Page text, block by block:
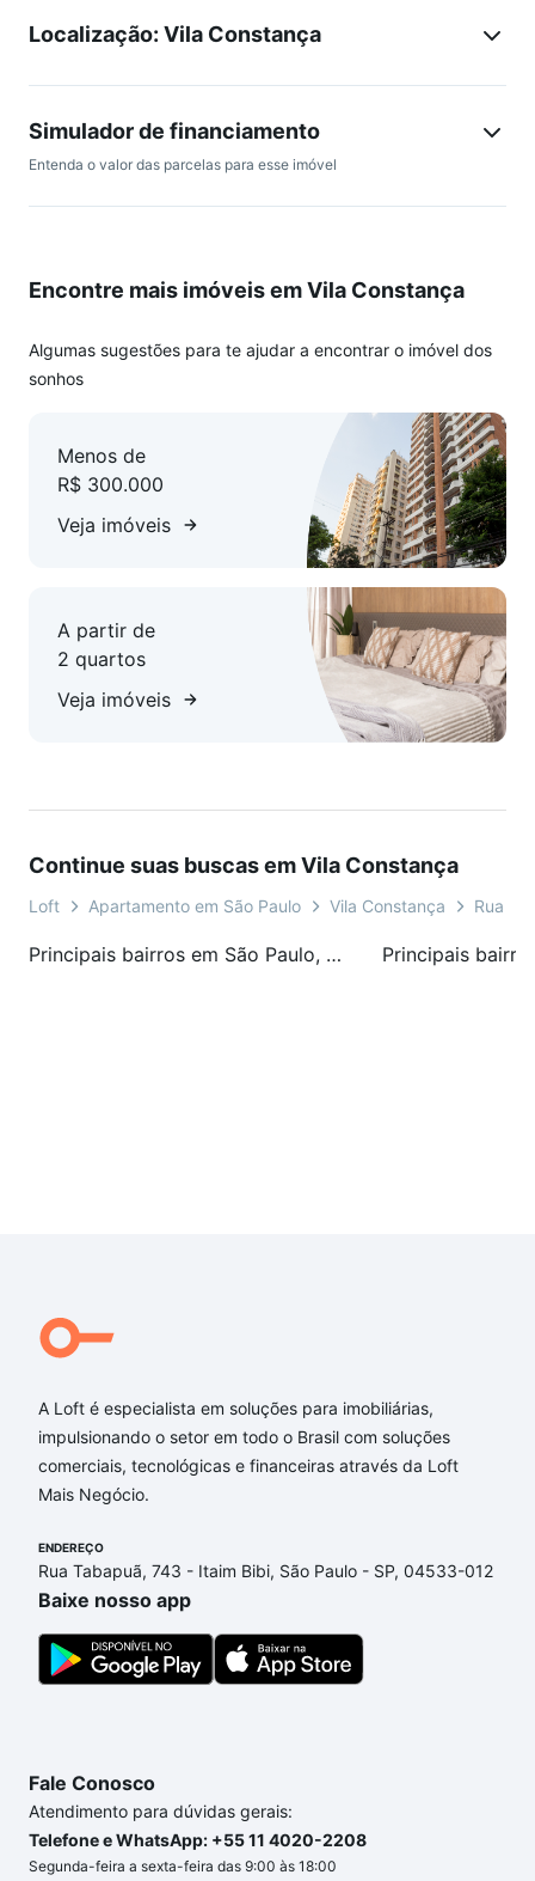
Localização: Vila Constança
Simulador de financiamento
Entenda o valor das parcelas para esse imóvel
Encontre mais imóveis em Vila Constança
Algumas sugestões para te ajudar a encontrar o imóvel dos
sonhos
Menos de
R$ 300.000
Veja imóveis
A partir de
2 quartos
Veja imóveis
Continue suas buscas em Vila Constança
Loft Apartamento em São Paulo Vila Constança Rua
Principais bairros em São Paulo, SP
A Loft é especialista em soluções para imobiliárias,
impulsionando o setor em todo o Brasil com soluções
comerciais, tecnológicas e financeiras através da Loft
Mais Negócio.
ENDEREÇO
Rua Tabapuã, 743 - Itaim Bibi, São Paulo - SP, 04533-012
Baixe nosso app
Fale Conosco
Atendimento para dúvidas gerais:
Telefone e WhatsApp: +55 11 4020-2208
Segunda-feira a sexta-feira das 9:00 às 18:00